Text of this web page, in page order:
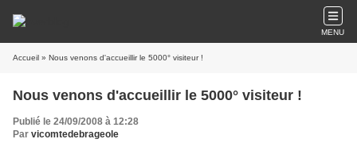
MENU
Accueil » Nous venons d'accueillir le 5000° visiteur !
Nous venons d'accueillir le 5000° visiteur !
Publié le 24/09/2008 à 12:28
Par vicomtedebrageole